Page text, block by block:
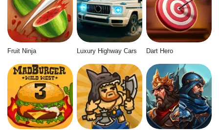
Fruit Ninja Luxury Highway Cars Dart Hero